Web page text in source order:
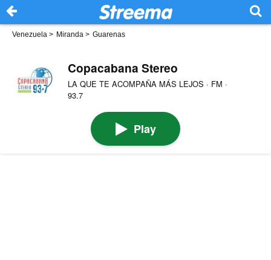
Venezuela > Miranda > Guarenas
Copacabana Stereo
LA QUE TE ACOMPAÑA MÁS LEJOS · FM ·
93.7
Play